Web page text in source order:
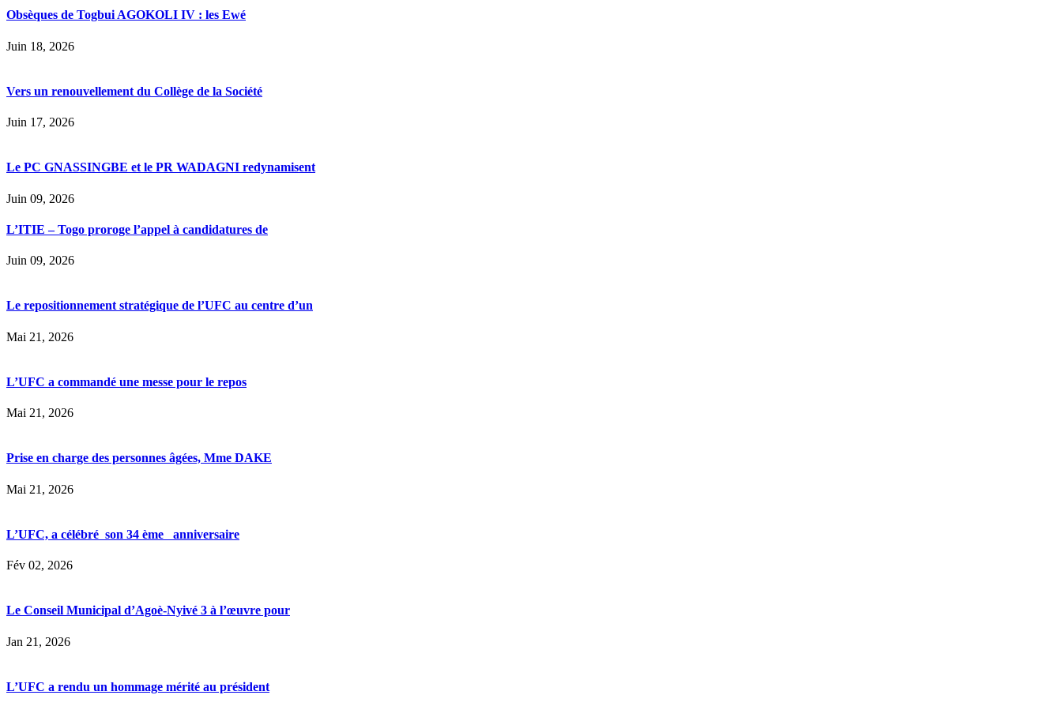
Obsèques de Togbui AGOKOLI IV : les Ewé
Juin 18, 2026
Vers un renouvellement du Collège de la Société
Juin 17, 2026
Le PC GNASSINGBE et le PR WADAGNI redynamisent
Juin 09, 2026
L’ITIE – Togo proroge l’appel à candidatures de
Juin 09, 2026
Le repositionnement stratégique de l’UFC au centre d’un
Mai 21, 2026
L’UFC a commandé une messe pour le repos
Mai 21, 2026
Prise en charge des personnes âgées, Mme DAKE
Mai 21, 2026
L’UFC, a célébré son 34 ème anniversaire
Fév 02, 2026
Le Conseil Municipal d’Agoè-Nyivé 3 à l’œuvre pour
Jan 21, 2026
L’UFC a rendu un hommage mérité au président